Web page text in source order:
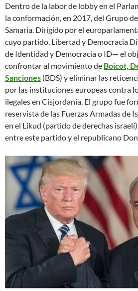
Dentro de la labor de lobby en el
la conformación, en 2017, del Grupo
Samaria. Dirigido por el
cuyo partido, Libertad y Democracia
de Identidad y Democracia o ID— el
confrontar al movimiento de Boicot,
Sanciones (BDS) y eliminar las
por las instituciones europeas contra
ilegales en Cisjordania. El grupo fue
reservista de las Fuerzas Armadas de
en el Likud (partido de derechas
entre este partido y el republicano